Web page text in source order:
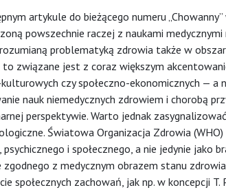
artykule do bieżącego numeru
powszechnie raczej z naukami
problematyką zdrowia także w
związane jest z coraz większym
czy społeczno-ekonomicznych —
nauk niemedycznych zdrowiem i chorobą
perspektywie. Warto jednak
Światowa Organizacja Zdrowia
i społecznego, a nie jedynie jako
zgodnego z medycznym obrazem stanu
społecznych zachowań, jak np. w koncepcji